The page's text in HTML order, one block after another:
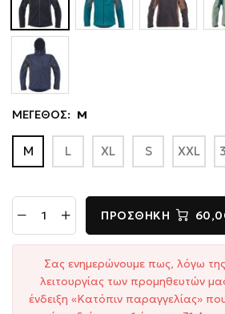
ΜΕΓΕΘΟΣ: M
M L XL S XXL
ΠΡΟΣΘΉΚΗ
Σας ενημερώνουμε πως, λόγω
λειτουργίας των προμηθευτών
ένδειξη «Κατόπιν παραγγελίας»